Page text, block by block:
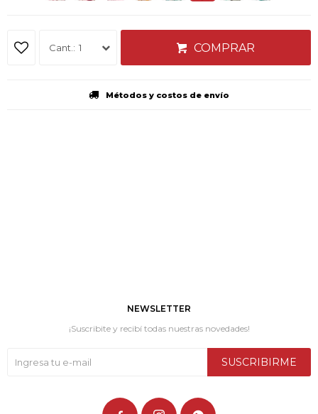
1 COMPRAR
Métodos y costos de envío
NEWSLETTER
¡Suscribite y recibí todas nuestras novedades!
SUSCRIBIRME